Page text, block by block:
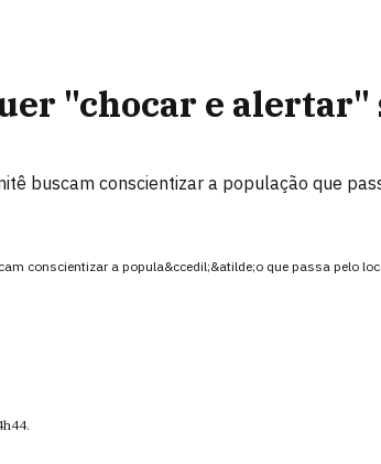
"chocar e alertar"
buscam conscientizar a população que
conscientizar a popula&ccedil;&atilde;o que passa pelo
.